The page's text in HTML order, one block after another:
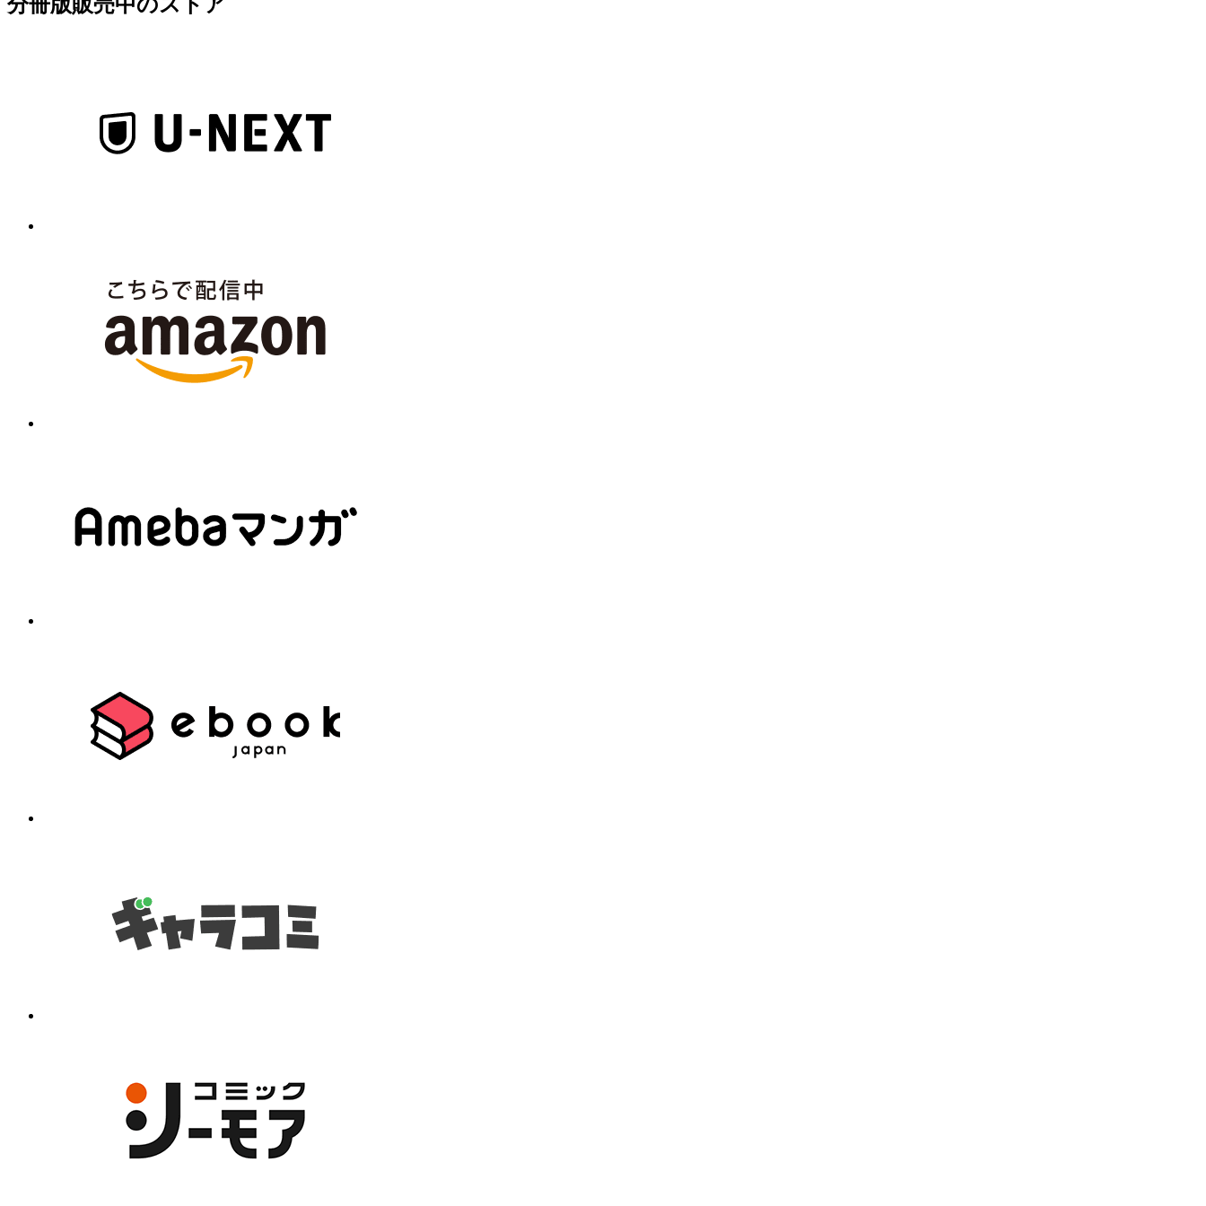
分冊版販売中のストア